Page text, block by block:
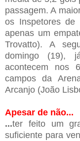
passagem. A
os Inspetores
apenas um
Trovatto). A
domingo (19),
acontecem nos
campos da
Arcanjo (João
Apesar de não...
...ter feito um
suficiente para